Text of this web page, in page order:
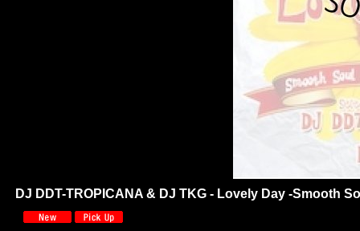
DJ DDT-TROPICANA & DJ TKG - Lovely Day -Smooth